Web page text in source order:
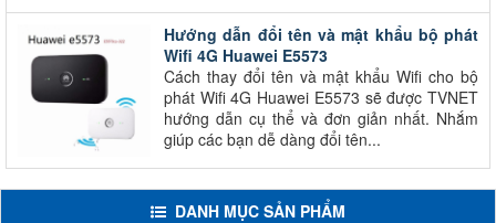
Hướng dẫn đổi tên và mật khẩu bộ phát
Wifi 4G Huawei E5573
Cách thay đổi tên và mật khẩu Wifi cho bộ
phát Wifi 4G Huawei E5573 sẽ được TVNET
hướng dẫn cụ thể và đơn giản nhất. Nhắm
giúp các bạn dễ dàng đổi tên...
DANH MỤC SẢN PHẨM